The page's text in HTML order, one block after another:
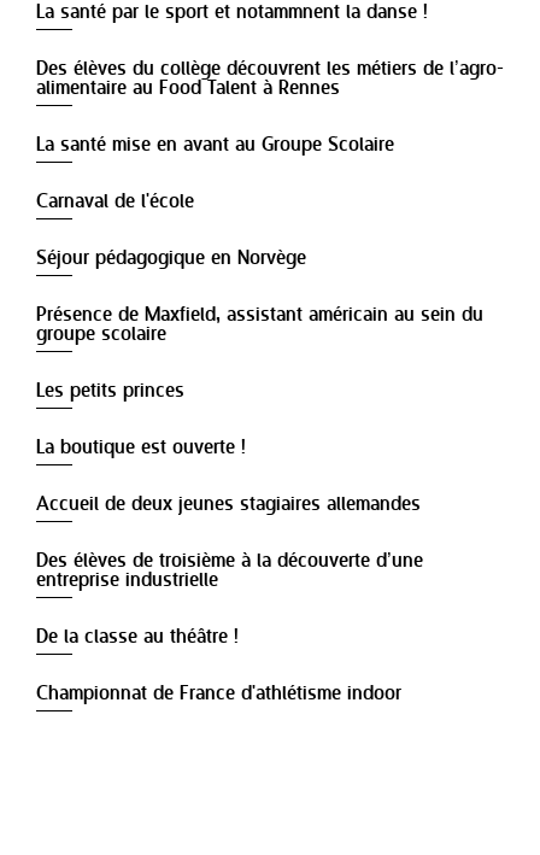
La santé par le sport et notammnent la danse !
Des élèves du collège découvrent les métiers de l’agro-
alimentaire au Food Talent à Rennes
La santé mise en avant au Groupe Scolaire
Carnaval de l'école
Séjour pédagogique en Norvège
Présence de Maxfield, assistant américain au sein du
groupe scolaire
Les petits princes
La boutique est ouverte !
Accueil de deux jeunes stagiaires allemandes
Des élèves de troisième à la découverte d’une
entreprise industrielle
De la classe au théâtre !
Championnat de France d'athlétisme indoor